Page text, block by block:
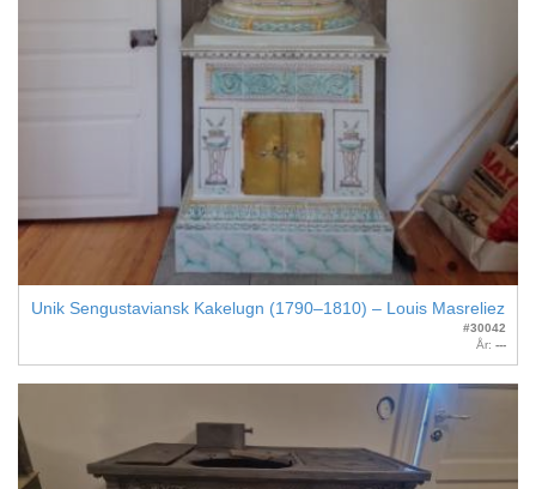
Unik Sengustaviansk Kakelugn (1790–1810) – Louis Masreliez
#30042
År: ---